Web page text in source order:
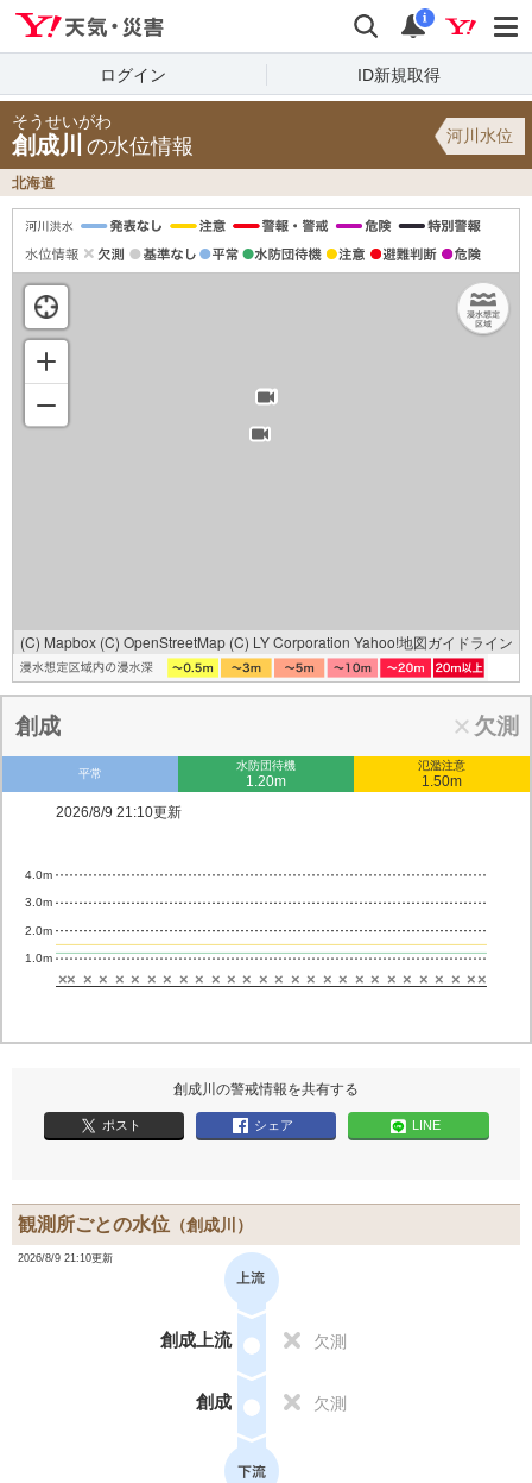
検索 通知
i
ログイン ID新規取得
そうせいがわ
創成川 の水位情報 河川水位
北海道
(C) Mapbox (C) OpenStreetMap (C) LY Corporation Yahoo!地図ガイドライン
創成 欠測
平常
水防団待機
1.20m
氾濫注意
1.50m
2026/8/9 21:10更新
1.0m
2.0m
3.0m
4.0m
×× × × × × × × × × × × × × × × × × × × × × × × × × × ×
創成川の警戒情報を共有する
ポスト シェア LINE
観測所ごとの水位 （創成川）
2026/8/9 21:10更新
創成上流 欠測
創成 欠測